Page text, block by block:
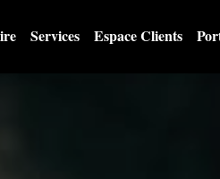
Services Espace Clients